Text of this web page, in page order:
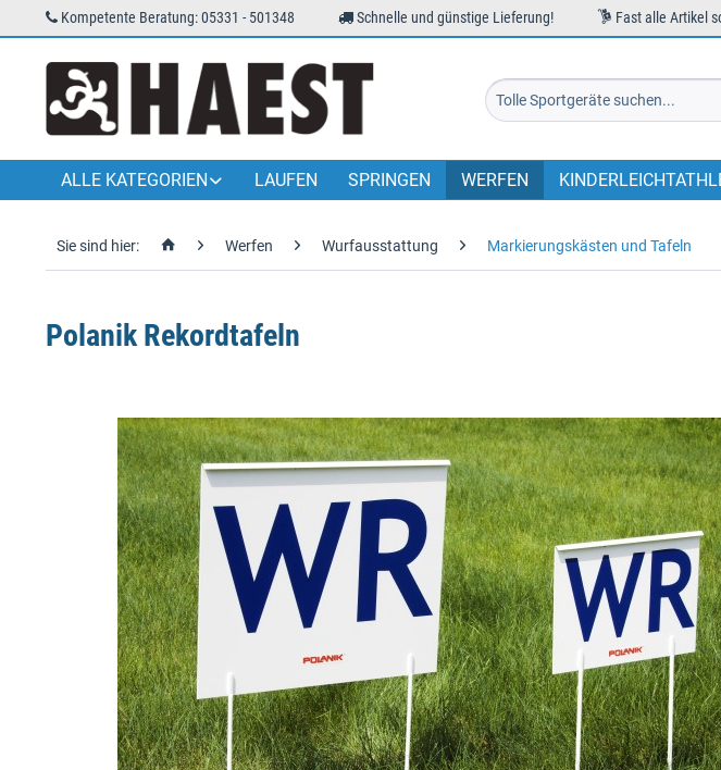
Kompetente Beratung: 05331 - 501348 Schnelle und günstige Lieferung! Fast alle Artikel
ALLE KATEGORIEN LAUFEN SPRINGEN WERFEN
Sie sind hier: Werfen Wurfausstattung Markierungskästen und Tafeln
Polanik Rekordtafeln